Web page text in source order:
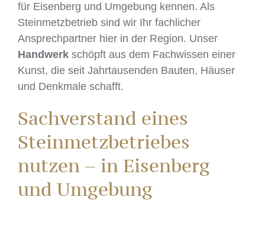
für Eisenberg und Umgebung kennen. Als
Steinmetzbetrieb sind wir Ihr fachlicher
Ansprechpartner hier in der Region. Unser
Handwerkschöpft aus dem Fachwissen einer
Kunst, die seit Jahrtausenden Bauten, Häuser
und Denkmale schafft.
Sachverstand eines
Steinmetzbetriebes
nutzen – in Eisenberg
und Umgebung